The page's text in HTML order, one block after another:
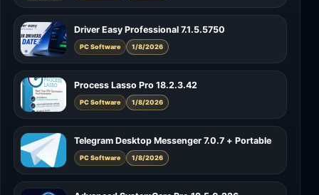
Driver Easy Professional 7.1.5.5750
PC Software 1/8/2026
Process Lasso Pro 18.2.3.42
PC Software 1/8/2026
Telegram Desktop Messenger 7.0.7 + Portable
PC Software 1/8/2026